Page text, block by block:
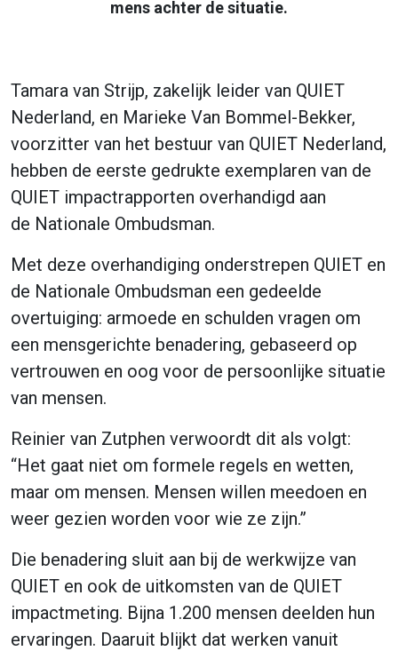
mens achter de situatie.
Tamara van Strijp, zakelijk leider van QUIET
Nederland, en Marieke Van Bommel-Bekker,
voorzitter van het bestuur van QUIET Nederland,
hebben de eerste gedrukte exemplaren van de
QUIET impactrapporten overhandigd aan
de Nationale Ombudsman.
Met deze overhandiging onderstrepen QUIET en
de Nationale Ombudsman een gedeelde
overtuiging: armoede en schulden vragen om
een mensgerichte benadering, gebaseerd op
vertrouwen en oog voor de persoonlijke situatie
van mensen.
Reinier van Zutphen verwoordt dit als volgt:
“Het gaat niet om formele regels en wetten,
maar om mensen. Mensen willen meedoen en
weer gezien worden voor wie ze zijn.”
Die benadering sluit aan bij de werkwijze van
QUIET en ook de uitkomsten van de QUIET
impactmeting. Bijna 1.200 mensen deelden hun
ervaringen. Daaruit blijkt dat werken vanuit